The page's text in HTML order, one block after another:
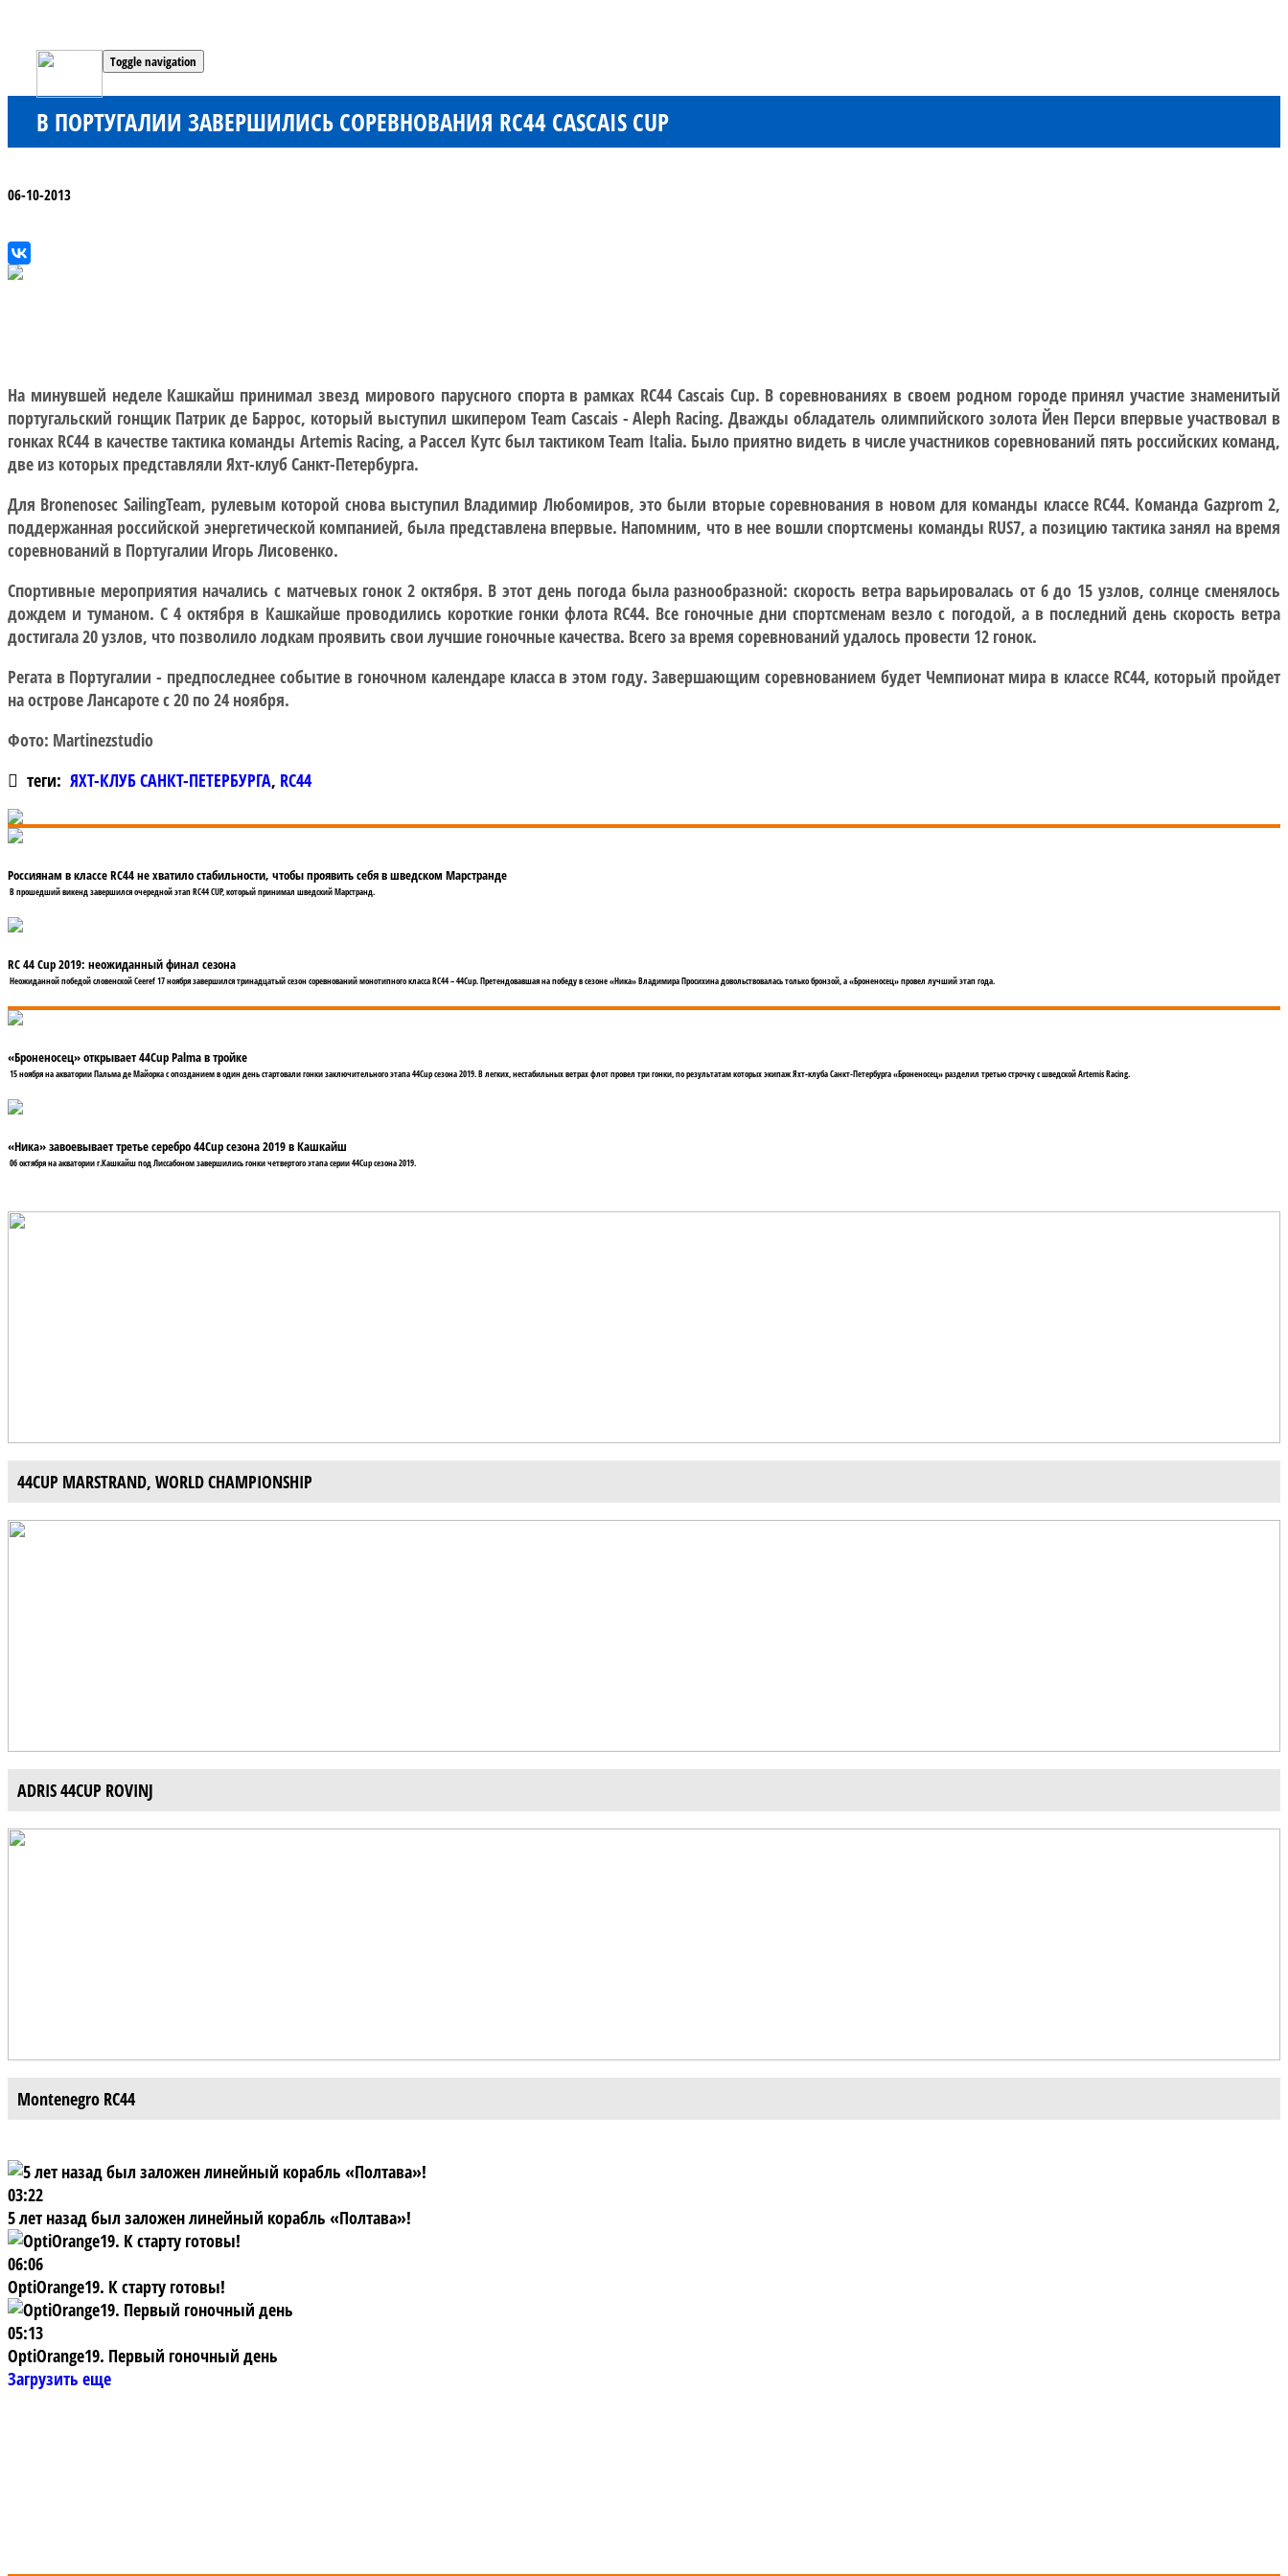
Toggle navigation
В ПОРТУГАЛИИ ЗАВЕРШИЛИСЬ СОРЕВНОВАНИЯ RC44 CASCAIS CUP
06-10-2013
На минувшей неделе Кашкайш принимал звезд мирового парусного спорта в рамках RC44 Cascais Cup. В соревнованиях в своем родном городе принял участие знаменитый
португальский гонщик Патрик де Баррос, который выступил шкипером Team Cascais - Aleph Racing. Дважды обладатель олимпийского золота Йен Перси впервые участвовал в
гонках RC44 в качестве тактика команды Artemis Racing, а Рассел Кутс был тактиком Team Italia. Было приятно видеть в числе участников соревнований пять российских команд,
две из которых представляли Яхт-клуб Санкт-Петербурга.
Для Bronenosec SailingTeam, рулевым которой снова выступил Владимир Любомиров, это были вторые соревнования в новом для команды классе RC44. Команда Gazprom 2,
поддержанная российской энергетической компанией, была представлена впервые. Напомним, что в нее вошли спортсмены команды RUS7, а позицию тактика занял на время
соревнований в Португалии Игорь Лисовенко.
Спортивные мероприятия начались с матчевых гонок 2 октября. В этот день погода была разнообразной: скорость ветра варьировалась от 6 до 15 узлов, солнце сменялось
дождем и туманом. С 4 октября в Кашкайше проводились короткие гонки флота RC44. Все гоночные дни спортсменам везло с погодой, а в последний день скорость ветра
достигала 20 узлов, что позволило лодкам проявить свои лучшие гоночные качества. Всего за время соревнований удалось провести 12 гонок.
Регата в Португалии - предпоследнее событие в гоночном календаре класса в этом году. Завершающим соревнованием будет Чемпионат мира в классе RC44, который пройдет
на острове Лансароте с 20 по 24 ноября.
Фото: Martinezstudio
теги: ЯХТ-КЛУБ САНКТ-ПЕТЕРБУРГА, RC44
Россиянам в классе RC44 не хватило стабильности, чтобы проявить себя в шведском Марстранде
В прошедший викенд завершился очередной этап RC44 CUP, который принимал шведский Марстранд.
RC 44 Cup 2019: неожиданный финал сезона
Неожиданной победой словенской Ceeref 17 ноября завершился тринадцатый сезон соревнований монотипного класса RC44 – 44Cup. Претендовавшая на победу в сезоне «Ника» Владимира Просихина довольствовалась только бронзой, а «Броненосец» провел лучший этап года.
«Броненосец» открывает 44Cup Palma в тройке
15 ноября на акватории Пальма де Майорка с опозданием в один день стартовали гонки заключительного этапа 44Cup сезона 2019. В легких, нестабильных ветрах флот провел три гонки, по результатам которых экипаж Яхт-клуба Санкт-Петербурга «Броненосец» разделил третью строчку с шведской Artemis Racing.
«Ника» завоевывает третье серебро 44Cup сезона 2019 в Кашкайш
06 октября на акватории г.Кашкайш под Лиссабоном завершились гонки четвертого этапа серии 44Cup сезона 2019.
44CUP MARSTRAND, WORLD CHAMPIONSHIP
ADRIS 44CUP ROVINJ
Montenegro RC44
03:22
5 лет назад был заложен линейный корабль «Полтава»!
06:06
OptiOrange19. К старту готовы!
05:13
OptiOrange19. Первый гоночный день
Загрузить еще